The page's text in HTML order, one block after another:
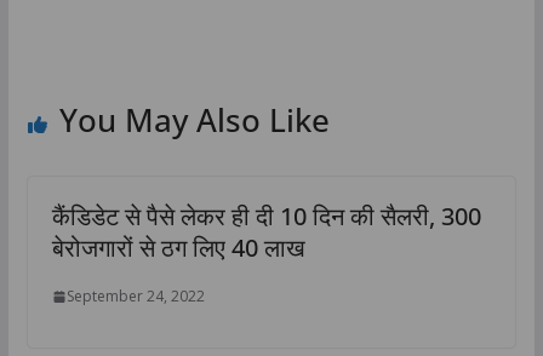
You May Also Like
कैंडिडेट से पैसे लेकर ही दी 10 दिन की सैलरी, 300
बेरोजगारों से ठग लिए 40 लाख
September 24, 2022